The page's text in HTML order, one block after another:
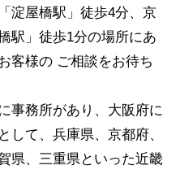
淀屋橋駅」徒歩4分、京
駅」徒歩1分の場所にあ
客様の ご相談をお待ち
事務所があり、大阪府に
して、兵庫県、京都府、
県、三重県といった近畿